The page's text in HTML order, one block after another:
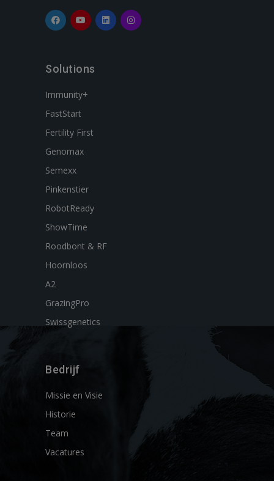
Solutions
Immunity+
FastStart
Fertility First
Genomax
Semexx
Pinkenstier
RobotReady
ShowTime
Roodbont & RF
Hoornloos
A2
GrazingPro
Swissgenetics
Bedrijf
Missie en Visie
Historie
Team
Vacatures